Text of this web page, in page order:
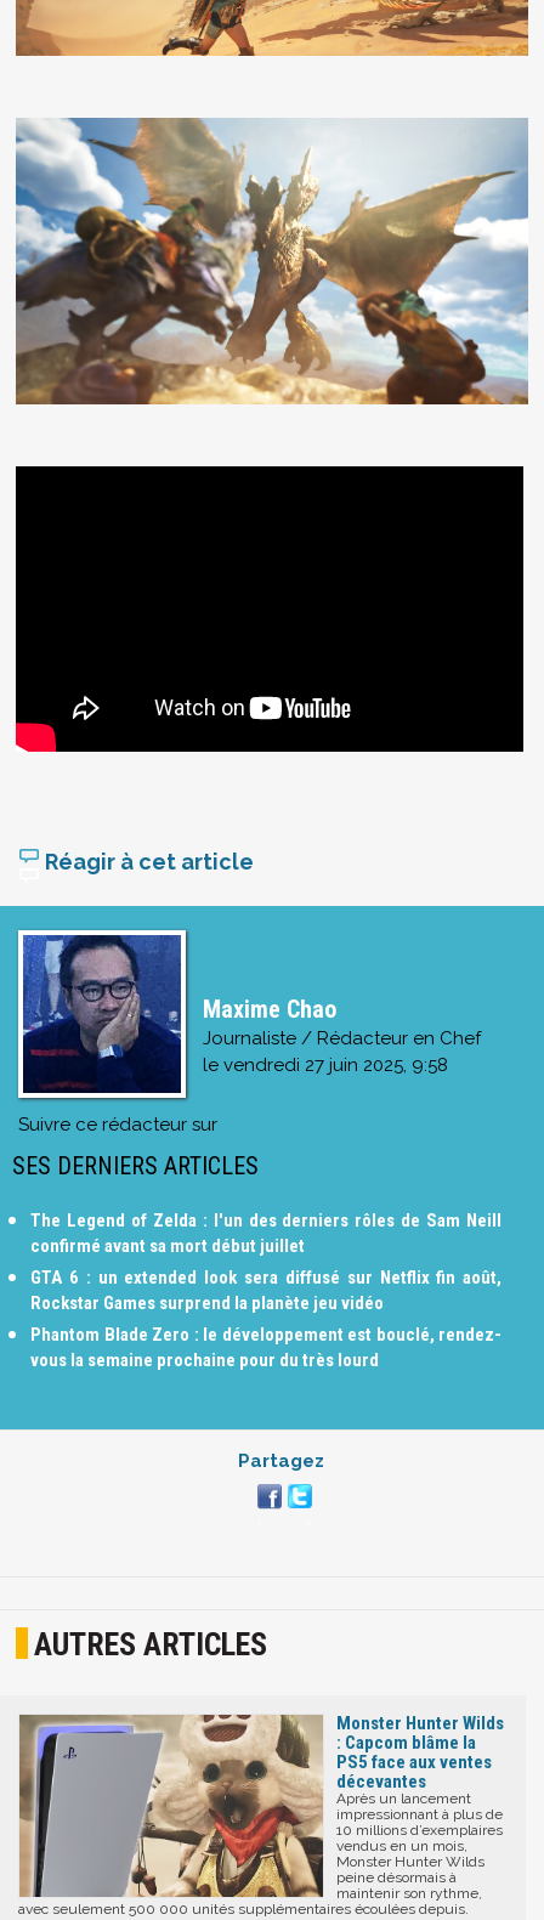
Réagir à cet article
Maxime Chao
Journaliste / Rédacteur en Chef
le vendredi 27 juin 2025, 9:58
Suivre ce rédacteur sur
SES DERNIERS ARTICLES
The Legend of Zelda : l'un des derniers rôles de Sam Neill
confirmé avant sa mort début juillet
GTA 6 : un extended look sera diffusé sur Netflix fin août,
Rockstar Games surprend la planète jeu vidéo
Phantom Blade Zero : le développement est bouclé, rendez-
vous la semaine prochaine pour du très lourd
Partagez
AUTRES ARTICLES
Monster Hunter Wilds
: Capcom blâme la
PS5 face aux ventes
décevantes
Après un lancement
impressionnant à plus de
10 millions d’exemplaires
vendus en un mois,
Monster Hunter Wilds
peine désormais à
maintenir son rythme,
avec seulement 500 000 unités supplémentaires écoulées depuis.